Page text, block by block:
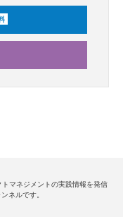
マネジメントの実践情報を発信
ネルです。